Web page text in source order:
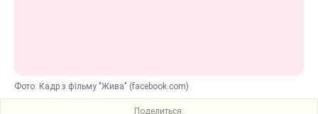
Фото: Кадр з фільму "Жива" (facebook.com)
Поделиться: